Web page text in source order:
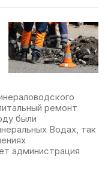
ремонт
были
Водах, так
администрация